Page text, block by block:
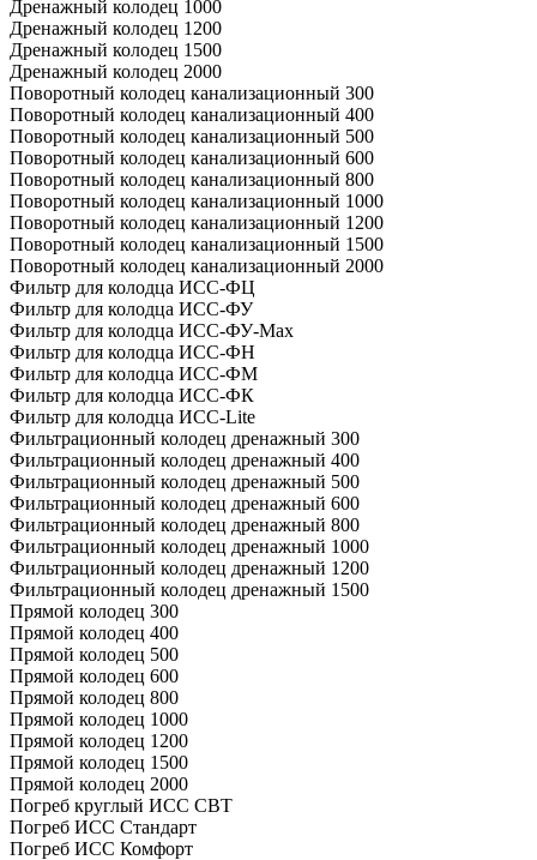
Дренажный колодец 1000
Дренажный колодец 1200
Дренажный колодец 1500
Дренажный колодец 2000
Поворотный колодец канализационный 300
Поворотный колодец канализационный 400
Поворотный колодец канализационный 500
Поворотный колодец канализационный 600
Поворотный колодец канализационный 800
Поворотный колодец канализационный 1000
Поворотный колодец канализационный 1200
Поворотный колодец канализационный 1500
Поворотный колодец канализационный 2000
Фильтр для колодца ИСС-ФЦ
Фильтр для колодца ИСС-ФУ
Фильтр для колодца ИСС-ФУ-Мах
Фильтр для колодца ИСС-ФН
Фильтр для колодца ИСС-ФМ
Фильтр для колодца ИСС-ФК
Фильтр для колодца ИСС-Lite
Фильтрационный колодец дренажный 300
Фильтрационный колодец дренажный 400
Фильтрационный колодец дренажный 500
Фильтрационный колодец дренажный 600
Фильтрационный колодец дренажный 800
Фильтрационный колодец дренажный 1000
Фильтрационный колодец дренажный 1200
Фильтрационный колодец дренажный 1500
Прямой колодец 300
Прямой колодец 400
Прямой колодец 500
Прямой колодец 600
Прямой колодец 800
Прямой колодец 1000
Прямой колодец 1200
Прямой колодец 1500
Прямой колодец 2000
Погреб круглый ИСС СВТ
Погреб ИСС Стандарт
Погреб ИСС Комфорт